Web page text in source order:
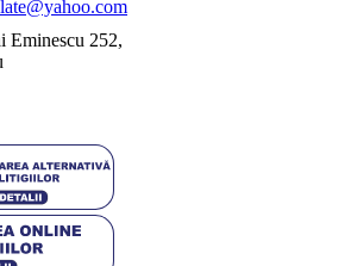
Eminescu 252,